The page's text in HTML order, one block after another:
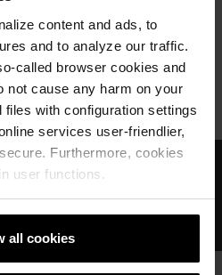
content and ads, to
and to analyze our traffic.
called browser cookies and
not cause any harm on your
with configuration settings
services user-friendlier,
Furthermore, cookies
user functions.
all cookies
Производи
знаење и искуство